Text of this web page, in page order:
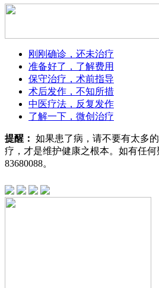
刚刚确诊，还未治疗
准备好了，了解费用
保守治疗，术前指导
术后发作，不知所措
中医疗法，反复发作
了解一下，微创治疗
提醒： 如果患了病，请不要有太多
疗，才是维护健康之根本。如有任何
83680088。